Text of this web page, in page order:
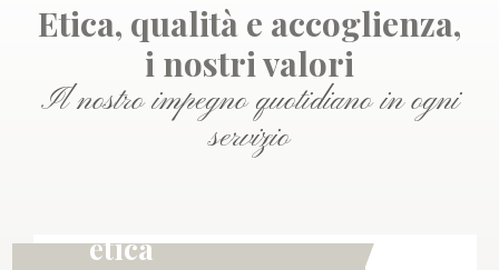
Etica, qualità e accoglienza,
i nostri valori
Il nostro impegno quotidiano in ogni
servizio
etica